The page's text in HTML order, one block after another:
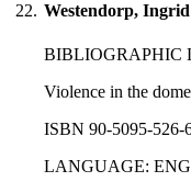
22. Westendorp, Ingrid
BIBLIOGRAPHIC
Violence in the
ISBN 90-5095-526-
LANGUAGE: ENG